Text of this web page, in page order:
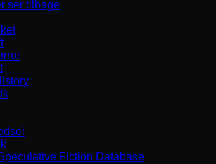
ser tilbage
Fiction Database